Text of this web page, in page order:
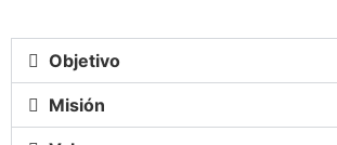
Objetivo
Misión